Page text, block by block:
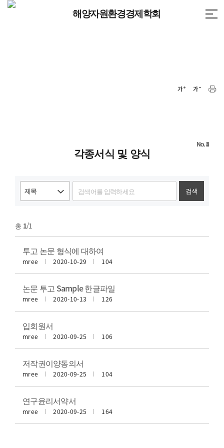
해양자원환경경제학회
각종서식 및 양식
검색
총 1/1
5
투고 논문 형식에 대하여
mree 2020-10-29 104
4
논문 투고 Sample 한글파일
mree 2020-10-13 126
3
입회원서
mree 2020-09-25 106
2
저작권이양동의서
mree 2020-09-25 104
1
연구윤리서약서
mree 2020-09-25 164